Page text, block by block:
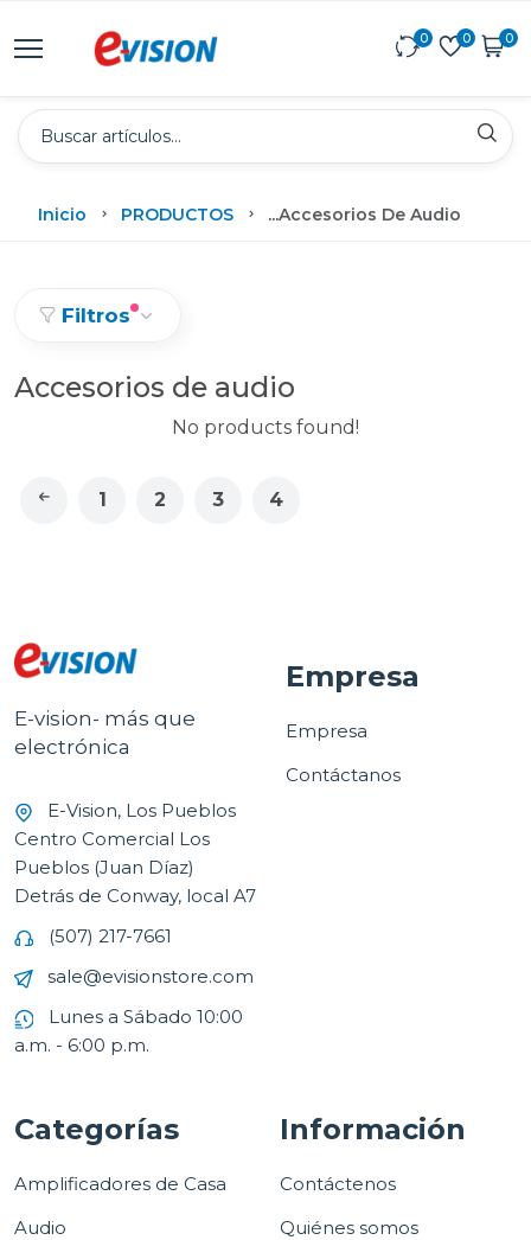
0 0 0
Inicio PRODUCTOS ...Accesorios De Audio
Filtros
Accesorios de audio
No products found!
1 2 3 4
E-vision- más que
electrónica
E-Vision, Los Pueblos
Centro Comercial Los
Pueblos (Juan Díaz)
Detrás de Conway, local A7
(507) 217-7661
sale@evisionstore.com
Lunes a Sábado 10:00
a.m. - 6:00 p.m.
Empresa
Empresa
Contáctanos
Categorías
Amplificadores de Casa
Audio
Información
Contáctenos
Quiénes somos